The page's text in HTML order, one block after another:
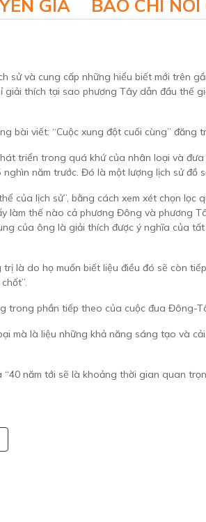
GIA BÁO CHÍ
sử và cung cấp những hiểu biết mới trên
thích tại sao phương Tây dẫn đầu thế
bài viết: “Cuộc xung đột cuối cùng” đăng
triển trong quá khứ của nhân loại và
năm trước. Đó là một lượng lịch sử đồ
của lịch sử”, bằng cách xem xét chọn
làm thế nào cả phương Đông và phương
của ông là giải thích được ý nghĩa của
là do họ muốn biết liệu điều đó sẽ còn
trong phần tiếp theo của cuộc đua Đông-
mà là liệu những khả năng sáng tạo và
năm tới sẽ là khoảng thời gian quan
và Thép